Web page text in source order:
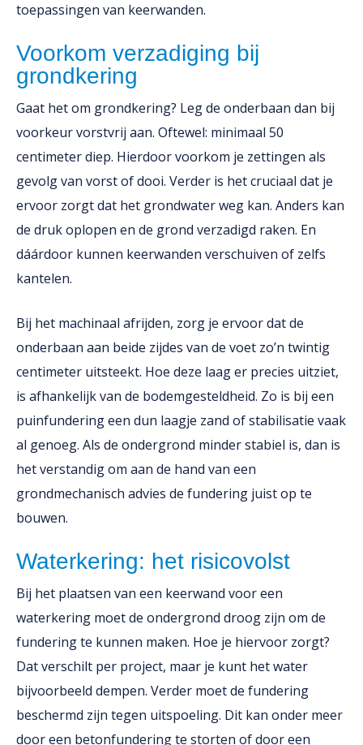
toepassingen van keerwanden.
Voorkom verzadiging bij
grondkering
Gaat het om grondkering? Leg de onderbaan dan bij
voorkeur vorstvrij aan. Oftewel: minimaal 50
centimeter diep. Hierdoor voorkom je zettingen als
gevolg van vorst of dooi. Verder is het cruciaal dat je
ervoor zorgt dat het grondwater weg kan. Anders kan
de druk oplopen en de grond verzadigd raken. En
dáárdoor kunnen keerwanden verschuiven of zelfs
kantelen.
Bij het machinaal afrijden, zorg je ervoor dat de
onderbaan aan beide zijdes van de voet zo’n twintig
centimeter uitsteekt. Hoe deze laag er precies uitziet,
is afhankelijk van de bodemgesteldheid. Zo is bij een
puinfundering een dun laagje zand of stabilisatie vaak
al genoeg. Als de ondergrond minder stabiel is, dan is
het verstandig om aan de hand van een
grondmechanisch advies de fundering juist op te
bouwen.
Waterkering: het risicovolst
Bij het plaatsen van een keerwand voor een
waterkering moet de ondergrond droog zijn om de
fundering te kunnen maken. Hoe je hiervoor zorgt?
Dat verschilt per project, maar je kunt het water
bijvoorbeeld dempen. Verder moet de fundering
beschermd zijn tegen uitspoeling. Dit kan onder meer
door een betonfundering te storten of door een